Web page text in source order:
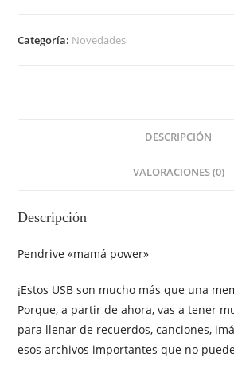
Categoría: Novedades
DESCRIPCIÓN
VALORACIONES (0)
Descripción
Pendrive «mamá power»
¡Estos USB son mucho más que una
Porque, a partir de ahora, vas a tener
para llenar de recuerdos, canciones,
esos archivos importantes que no